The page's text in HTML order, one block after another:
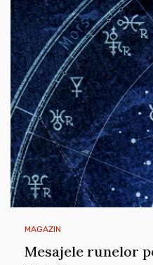
MAGAZIN
Mesajele runelor